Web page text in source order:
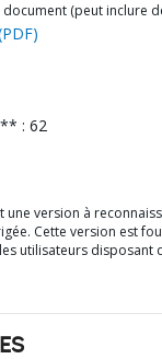
(peut inclure
: 62
une version à
Cette version est
utilisateurs disposant